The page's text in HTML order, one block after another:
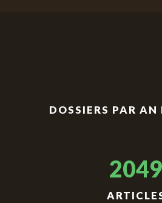
DOSSIERS PAR AN
2049